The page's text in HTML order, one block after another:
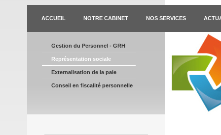
ACCUEIL NOTRE CABINET NOS SERVICES
Gestion du Personnel - GRH
Représentation sociale
Externalisation de la paie
Conseil en fiscalité personnelle